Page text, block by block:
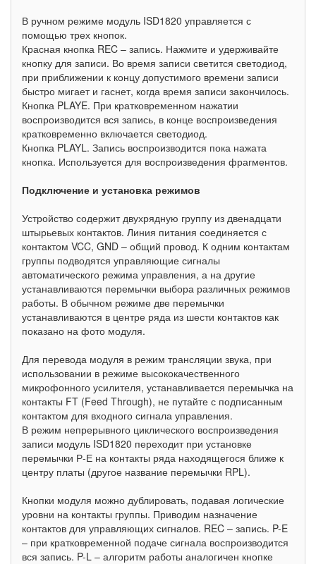
В ручном режиме модуль ISD1820 управляется с
помощью трех кнопок.
Красная кнопка REC – запись. Нажмите и удерживайте
кнопку для записи. Во время записи светится светодиод,
при приближении к концу допустимого времени записи
быстро мигает и гаснет, когда время записи закончилось.
Кнопка PLAYE. При кратковременном нажатии
воспроизводится вся запись, в конце воспроизведения
кратковременно включается светодиод.
Кнопка PLAYL. Запись воспроизводится пока нажата
кнопка. Используется для воспроизведения фрагментов.
Подключение и установка режимов
Устройство содержит двухрядную группу из двенадцати
штырьевых контактов. Линия питания соединяется с
контактом VCC, GND – общий провод. К одним контактам
группы подводятся управляющие сигналы
автоматического режима управления, а на другие
устанавливаются перемычки выбора различных режимов
работы. В обычном режиме две перемычки
устанавливаются в центре ряда из шести контактов как
показано на фото модуля.
Для перевода модуля в режим трансляции звука, при
использовании в режиме высококачественного
микрофонного усилителя, устанавливается перемычка на
контакты FT (Feed Through), не путайте с подписанным
контактом для входного сигнала управления.
В режим непрерывного циклического воспроизведения
записи модуль ISD1820 переходит при установке
перемычки Р-Е на контакты ряда находящегося ближе к
центру платы (другое название перемычки RPL).
Кнопки модуля можно дублировать, подавая логические
уровни на контакты группы. Приводим назначение
контактов для управляющих сигналов. REC – запись. P-E
– при кратковременной подаче сигнала воспроизводится
вся запись. P-L – алгоритм работы аналогичен кнопке